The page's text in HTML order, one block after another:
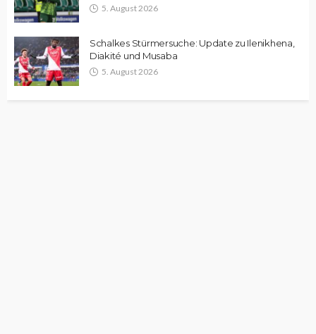
5. August 2026
Schalkes Stürmersuche: Update zu Ilenikhena,
Diakité und Musaba
5. August 2026